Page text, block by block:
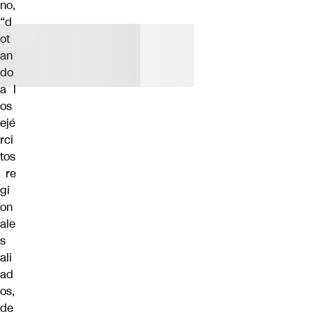
no,
“d
ot
an
do
a l
os
ejé
rci
tos
re
gi
on
ale
s
ali
ad
os,
de